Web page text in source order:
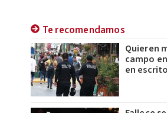
Te recomendamos
Quieren
campo
en